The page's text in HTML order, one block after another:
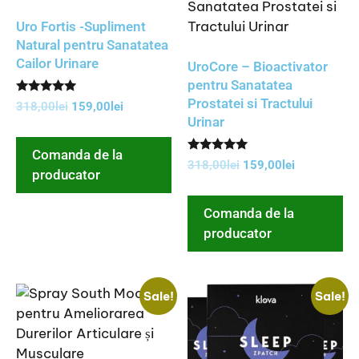
Uro Fortis -Supliment
Natural pentru Sanatatea
Cailor Urinare
Rated
5.00
318,00lei 159,00 lei
Comanda de la
producator
UroCore – Bioactivator
pentru Sanatatea
Prostatei si Tractului
Urinar
Rated
5.00
318,00lei 159,00 lei
Comanda de la
producator
Sale! Sale!